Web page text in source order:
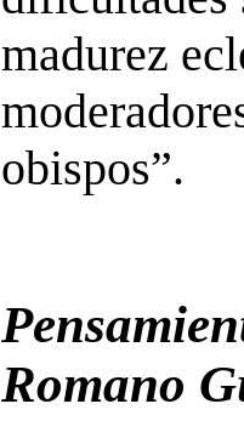
madurez
obispos”.
Romano